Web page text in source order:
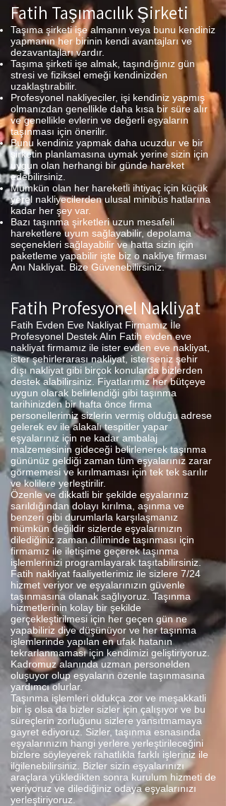
Fatih Taşımacılık Şirketi
Taşıma şirketi işe almanın veya bunu kendiniz
yapmanın her birinin kendi avantajları ve
dezavantajları vardır.
Taşıma şirketi işe almak, taşındığınız gün
stresi ve fiziksel emeği kendinizden
uzaklaştırabilir.
Profesyonel nakliyeciler, işi kendiniz yapmış
olmanızdan genellikle daha kısa bir süre alır
ve genellikle evlerin ve değerli eşyaların
taşınması için önerilir.
Bunu kendiniz yapmak daha ucuzdur ve bir
şirketin planlamasına uymak yerine sizin için
uygun olan herhangi bir günde hareket
edebilirsiniz.
Mümkün olan her hareketli ihtiyaç için küçük
yerel nakliyecilerden ulusal minibüs hatlarına
kadar her şey var.
Bazı taşınma şirketleri uzun mesafeli
hareketlere uyum sağlayabilir, depolama
seçenekleri sağlayabilir ve hatta sizin için
paketleme yapabilir işte biz o nakliye firması
Anı Nakliyat. Bize Güvenebilirsiniz.
Fatih Profesyonel Nakliyat
Fatih Evden Eve Nakliyat Firmamız İle
Profesyonel Destek Alın Fatih evden eve
nakliyat firmamız ile ister evden eve nakliyat,
ister şehirlerarası nakliyat, isterseniz şehir
dışı nakliyat gibi birçok konularda bizlerden
destek alabilirsiniz. Fiyatlarımız her bütçeye
uygun olarak belirlendiği gibi taşınma
tarihinizden bir hafta önce firma
personellerimiz sizlerin vermiş olduğu adrese
gelerek ev ile alakalı tespitler yapar
eşyalarınız için ne kadar ambalaj
malzemesinin gideceği belirlenerek taşınma
gününüz geldiği zaman tüm eşyalarınız zarar
görmemesi ve kırılmaması için tek tek sarılır
ve kolilere yerleştirilir.
Özenle ve dikkatli bir şekilde eşyalarınız
sarıldığından dolayı kırılma, aşınma ve
benzeri gibi durumlarla karşılaşmanız
mümkün değildir sizlerde eşyalarınızın
dilediğiniz zaman diliminde taşınması için
firmamız ile iletişime geçerek taşınma
işlemlerinizi programlayarak taşıtabilirsiniz.
Fatih nakliyat faaliyetlerimiz ile sizlere 7/24
hizmet veriyor ve eşyalarınızın güvenle
taşınmasına olanak sağlıyoruz. Taşınma
hizmetlerinin kolay bir şekilde
gerçekleştirilmesi için her geçen gün ne
yapabiliriz diye düşünüyor ve her taşınma
işlemlerinde yapılan en ufak hatanın
tekrarlanmaması için kendimizi geliştiriyoruz.
Kadromuz alanında uzman personelden
oluşuyor olup eşyaların özenle taşınmasına
yardımcı olurlar.
Taşınma işlemleri oldukça zor ve meşakkatli
bir iş olsa da bizler sizler için çalışıyor ve bu
süreçlerin zorluğunu sizlere yansıtmamaya
gayret ediyoruz. Sizler, taşınma esnasında
eşyalarınızın hangi yerlere yerleştirileceğini
bizlere söyleyerek rahatlıkla farklı işleriniz ile
ilgilenebilirsiniz. Bizler sizin eşyalarınızı
araçlara yükledikten sonra kurulum hizmeti de
veriyoruz ve dilediğiniz odaya eşyalarınızı
yerleştiriyoruz.